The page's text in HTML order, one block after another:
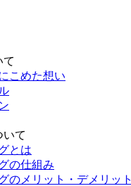
て
こめた想い
いて
とは
の仕組み
のメリット・デメリット